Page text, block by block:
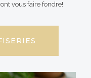
vous faire fondre!